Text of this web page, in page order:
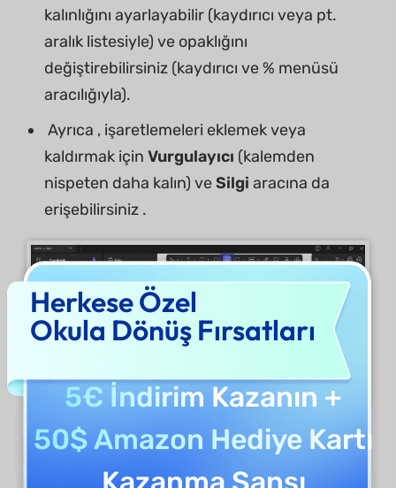
kalınlığını ayarlayabilir (kaydırıcı veya pt.
aralık listesiyle) ve opaklığını
değiştirebilirsiniz (kaydırıcı ve % menüsü
aracılığıyla).
Ayrıca , işaretlemeleri eklemek veya
kaldırmak için Vurgulayıcı (kalemden
nispeten daha kalın) veSilgi aracına da
erişebilirsiniz .
Kalemle işaretleme yapıldığında
Herkese Özel
Okula Dönüş Fırsatları
5€ İndirim Kazanın +
50$ Amazon Hediye Kartı